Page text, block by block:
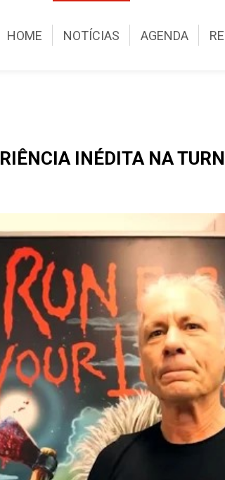
HOME NOTÍCIAS AGENDA
INÉDITA NA